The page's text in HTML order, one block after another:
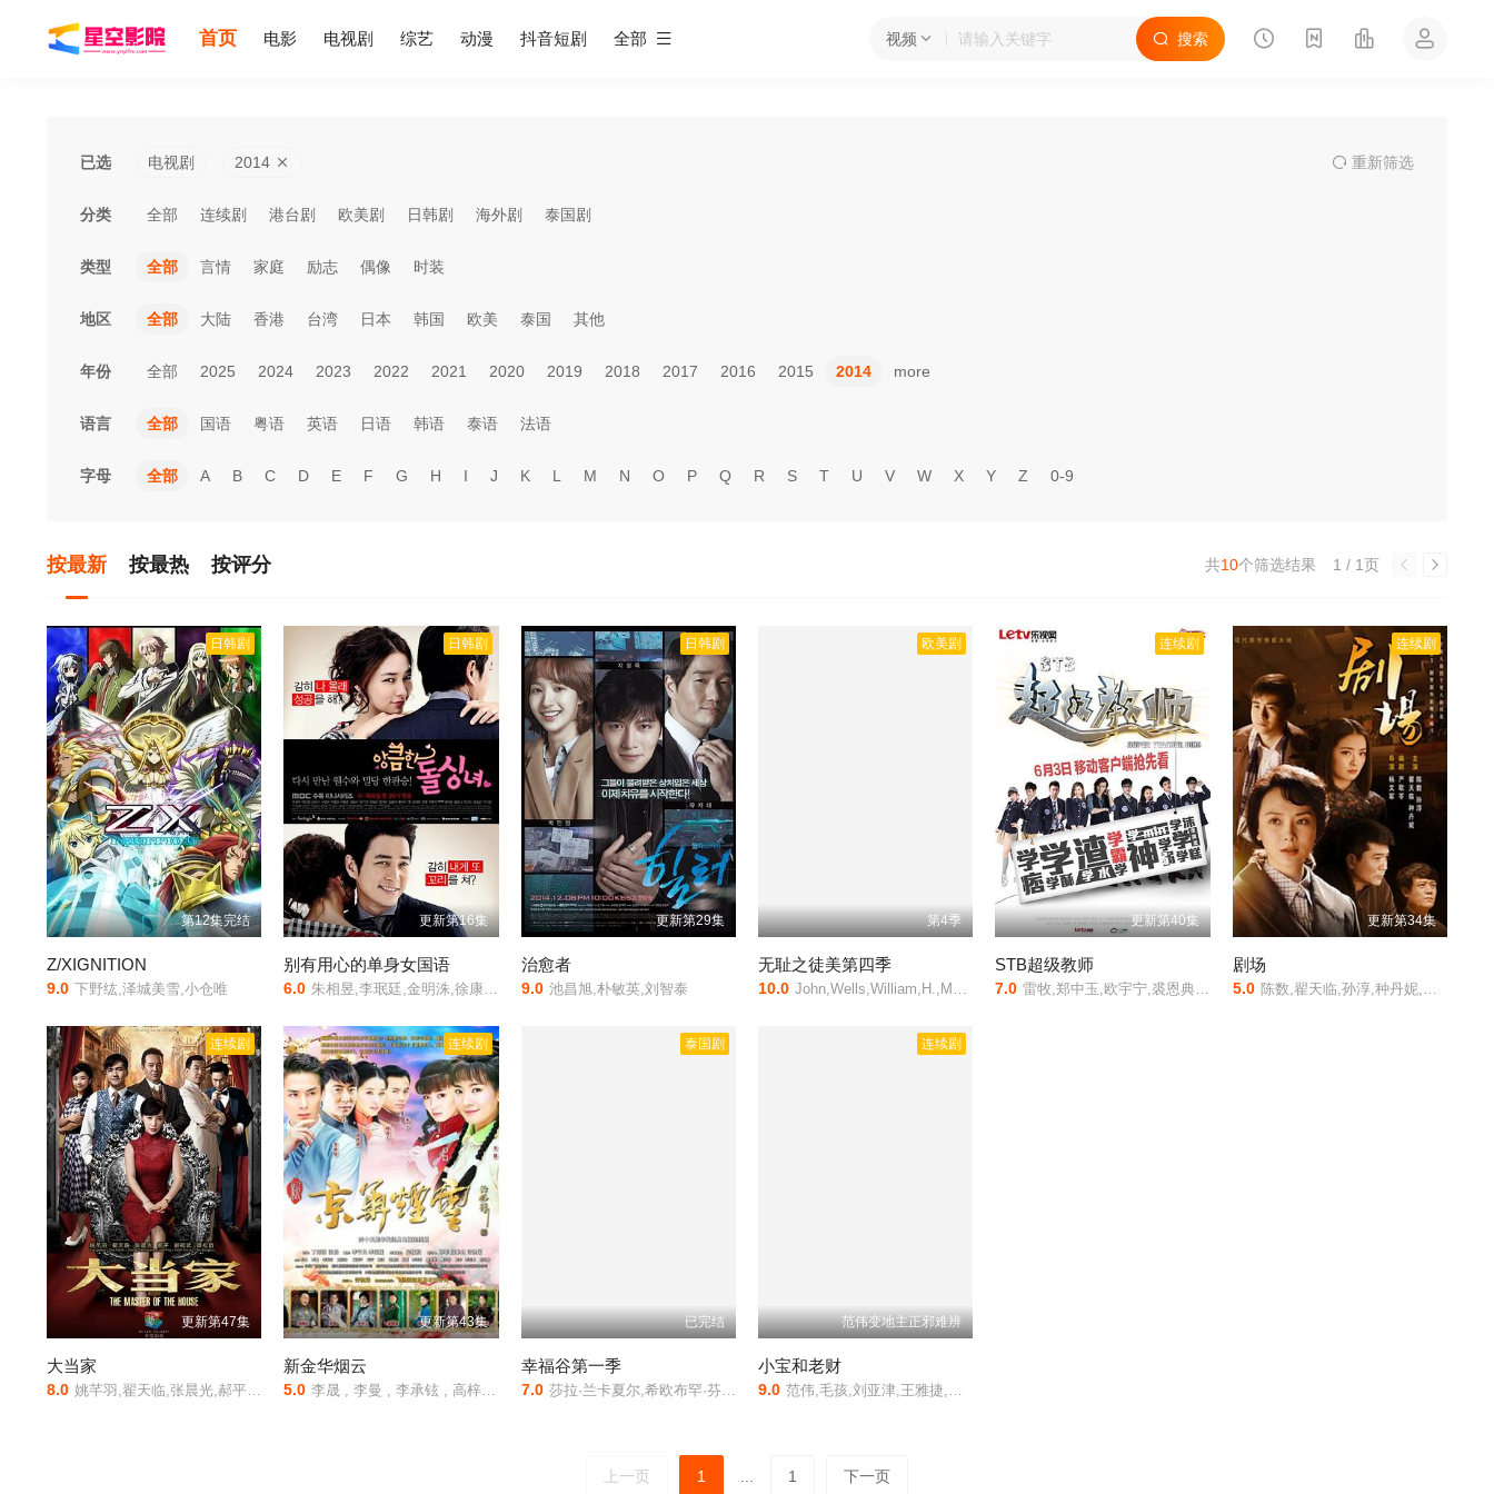
视频 搜索
首页 电影 电视剧 综艺 动漫 抖音短剧 全部
已选 电视剧 2014 重新筛选
分类 全部 连续剧 港台剧 欧美剧 日韩剧 海外剧 泰国剧
类型 全部 言情 家庭 励志 偶像 时装
地区 全部 大陆 香港 台湾 日本 韩国 欧美 泰国 其他
年份 全部 2025 2024 2023 2022 2021 2020 2019 2018 2017 2016 2015 2014 more
语言 全部 国语 粤语 英语 日语 韩语 泰语 法语
字母 全部 A B C D E F G H I J K L M N O P Q R S T U V W X Y Z 0-9
按最新 按最热 按评分 1 / 1页
共10个筛选结果
日韩剧
第12集完结
Z/XIGNITION
9.0 下野纮,泽城美雪,小仓唯
日韩剧
更新第16集
别有用心的单身女国语
6.0 朱相昱,李珉廷,金明洙,徐康俊,金圭丽,黄宝罗,王光娜,李政吉,金容熙,瑜瑛
日韩剧
更新第29集
治愈者
9.0 池昌旭,朴敏英,刘智泰
欧美剧
第4季
无耻之徒美第四季
10.0 John,Wells,William,H.,Macy,Jeremy,Allen,White,Ethan,Cutkosky,Shanola,Hampton,Steve,Howey,Emma,Kenney,Christian,Isaiah,Cameron,Monaghan,Noel,Fisher,Kate,Miner
连续剧
更新第40集
STB超级教师
7.0 雷牧,郑中玉,欧宇宁,裘恩典,王森,张沐莀,汪洋
连续剧
更新第34集
剧场
5.0 陈数,翟天临,孙淳,种丹妮,梁丽,鲍大志,师悦玲,崔新琴,霍璇,常汝言,李悦然,张宁益,孙浩浩,李明震,李涓,上白,邢城,刘秀芝,周荣,胡嘉轩,吴济如,邱浩,冯丹菊,于翔,徐艺芳,郭沫,刘乃强,翟晓鸣,邓钢,王涵,麻骏,李德龙,鲁莽,牟芮,白鹭,孔明,胡姐,麻雅娜
连续剧
更新第47集
大当家
8.0 姚芊羽,翟天临,张晨光,郝平,谢祖武,谭松韵
连续剧
更新第43集
新金华烟云
5.0 李晟 , 李曼 , 李承铉 , 高梓淇 , 阚清子 , 秦汉 , 郑则仕 , 张晨光 , 李玲玉 , 赵丽娟 , 孙耀琦 , 傅艺伟
泰国剧
已完结
幸福谷第一季
7.0 莎拉·兰卡夏尔,希欧布罕·芬内朗,詹姆斯·诺顿,史蒂夫·佩姆伯顿,乔治·科斯蒂安
连续剧
范伟变地主正邪难辨
小宝和老财
9.0 范伟,毛孩,刘亚津,王雅捷,张一鸾,魏翔,赵立新
上一页 1 1 下一页